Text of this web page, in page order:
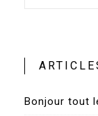
Bonjour tout